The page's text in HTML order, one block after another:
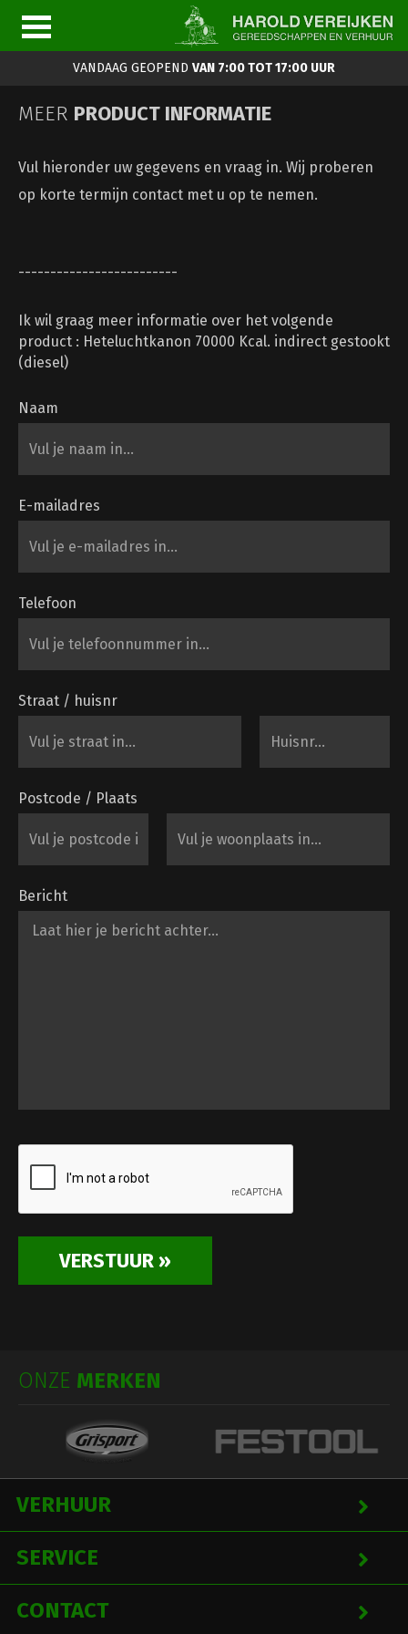
VANDAAG GEOPEND VAN 7:00 TOT 17:00 UUR
MEER PRODUCT INFORMATIE
Vul hieronder uw gegevens en vraag in. Wij proberen
op korte termijn contact met u op te nemen.
-------------------------
Ik wil graag meer informatie over het volgende
product : Heteluchtkanon 70000 Kcal. indirect gestookt
(diesel)
Naam
E-mailadres
Telefoon
Straat / huisnr
Postcode / Plaats
Bericht
ONZE MERKEN
VERHUUR
SERVICE
CONTACT